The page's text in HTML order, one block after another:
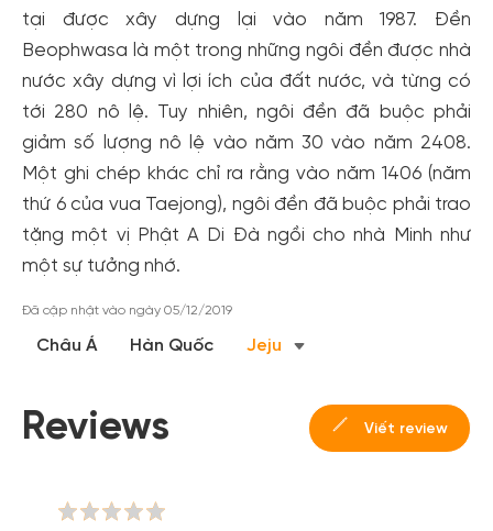
tại được xây dựng lại vào năm 1987. Đền
Beophwasa là một trong những ngôi đền được nhà
nước xây dựng vì lợi ích của đất nước, và từng có
tới 280 nô lệ. Tuy nhiên, ngôi đền đã buộc phải
giảm số lượng nô lệ vào năm 30 vào năm 2408.
Một ghi chép khác chỉ ra rằng vào năm 1406 (năm
thứ 6 của vua Taejong), ngôi đền đã buộc phải trao
tặng một vị Phật A Di Đà ngồi cho nhà Minh như
một sự tưởng nhớ.
Đã cập nhật vào ngày 05/12/2019
Châu Á Hàn Quốc Jeju
Reviews Viết review